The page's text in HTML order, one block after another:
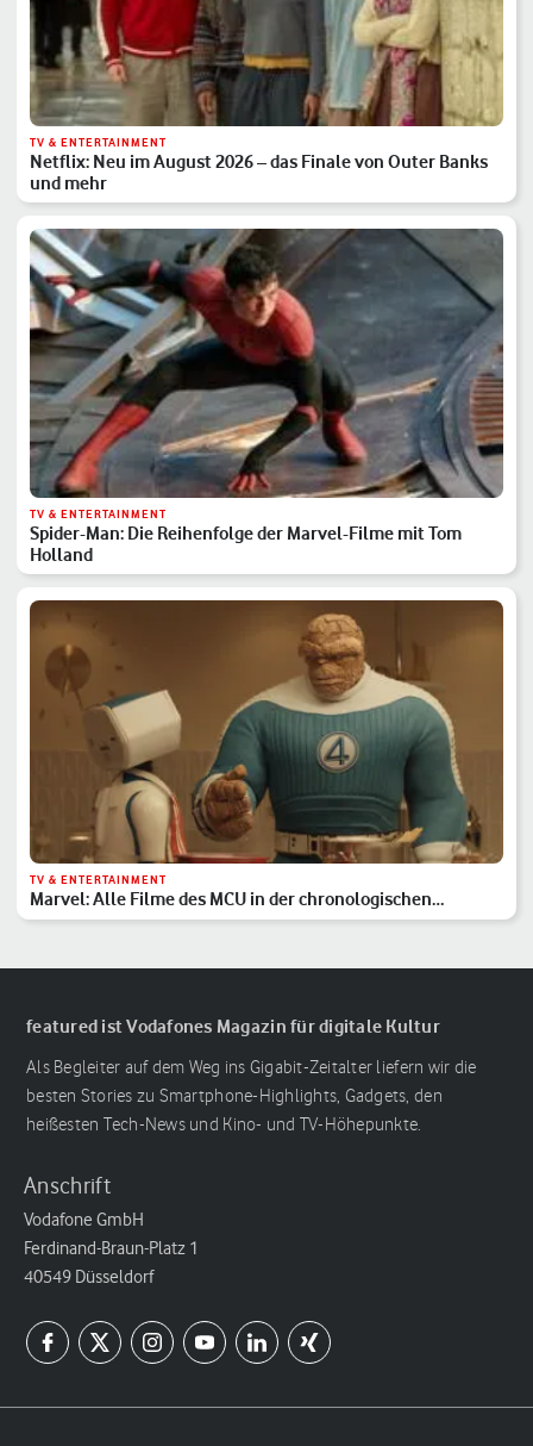
TV & ENTERTAINMENT
Netflix: Neu im August 2026 – das Finale von Outer Banks
und mehr
TV & ENTERTAINMENT
Spider-Man: Die Reihenfolge der Marvel-Filme mit Tom
Holland
TV & ENTERTAINMENT
Marvel: Alle Filme des MCU in der chronologischen
Reihenfolge
featured ist Vodafones Magazin für digitale Kultur
Als Begleiter auf dem Weg ins Gigabit-Zeitalter liefern wir die
besten Stories zu Smartphone-Highlights, Gadgets, den
heißesten Tech-News und Kino- und TV-Höhepunkte.
Anschrift
Vodafone GmbH
Ferdinand-Braun-Platz 1
40549 Düsseldorf